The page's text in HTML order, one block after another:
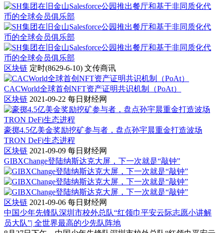
区块链 定时(8629-6-10) 文传商讯
CACWorld全球首创NFT资产证明共识机制（PoAt）
区块链 2021-09-22 每日财经网
豪掷4.5亿美金奖励挖矿参与者，盘点孙宇晨重金打造波场
TRON DeFi生态进程
区块链 2021-09-09 每日财经网
GIBXChange登陆纳斯达克大屏，下一次就是“敲钟”
区块链 2021-09-06 每日财经网
中国少年先锋队深圳市校外总队“红领巾平安云际志愿小讲解
员大队”| 全世界最高的少先队阵地